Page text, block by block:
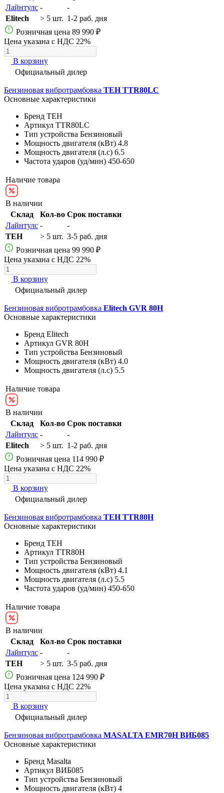
Лайнтулс -
-
Elitech
> 5 шт. 1-2 раб. дня
Розничная цена 89 990 ₽
Цена указана с НДС 22%
В корзину
Официальный дилер
Бензиновая вибротрамбовка TEH TTR80LС
Основные характеристики
Бренд TEH
Артикул TTR80LС
Тип устройства Бензиновый
Мощность двигателя (кВт) 4.8
Мощность двигателя (л.с) 6.5
Частота ударов (уд/мин) 450-650
Наличие товара
В наличии
Склад
Кол-во Срок поставки
Лайнтулс -
-
TEH
> 5 шт. 3-5 раб. дня
Розничная цена 99 990 ₽
Цена указана с НДС 22%
В корзину
Официальный дилер
Бензиновая вибротрамбовка Elitech GVR 80H
Основные характеристики
Бренд Elitech
Артикул GVR 80H
Тип устройства Бензиновый
Мощность двигателя (кВт) 4.0
Мощность двигателя (л.с) 5.5
Наличие товара
В наличии
Склад
Кол-во Срок поставки
Лайнтулс -
-
Elitech
> 5 шт. 1-2 раб. дня
Розничная цена 114 990 ₽
Цена указана с НДС 22%
В корзину
Официальный дилер
Бензиновая вибротрамбовка TEH TTR80H
Основные характеристики
Бренд TEH
Артикул TTR80H
Тип устройства Бензиновый
Мощность двигателя (кВт) 4.1
Мощность двигателя (л.с) 5.5
Частота ударов (уд/мин) 450-650
Наличие товара
В наличии
Склад
Кол-во Срок поставки
Лайнтулс -
-
TEH
> 5 шт. 3-5 раб. дня
Розничная цена 124 990 ₽
Цена указана с НДС 22%
В корзину
Официальный дилер
Бензиновая вибротрамбовка MASALTA EMR70H ВИБ085
Основные характеристики
Бренд Masalta
Артикул ВИБ085
Тип устройства Бензиновый
Мощность двигателя (кВт) 4